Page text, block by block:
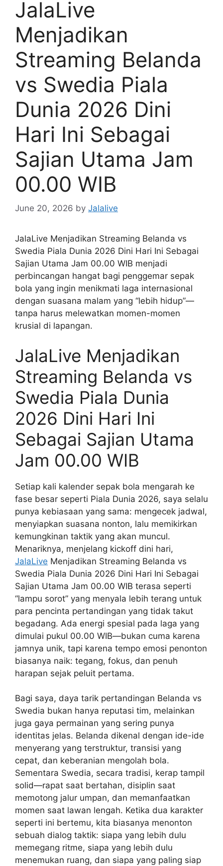
JalaLive
Menjadikan
Streaming Belanda
vs Swedia Piala
Dunia 2026 Dini
Hari Ini Sebagai
Sajian Utama Jam
00.00 WIB
June 20, 2026 by Jalalive
JalaLive Menjadikan Streaming Belanda vs
Swedia Piala Dunia 2026 Dini Hari Ini Sebagai
Sajian Utama Jam 00.00 WIB menjadi
perbincangan hangat bagi penggemar sepak
bola yang ingin menikmati laga internasional
dengan suasana malam yang “lebih hidup”—
tanpa harus melewatkan momen-momen
krusial di lapangan.
JalaLive Menjadikan
Streaming Belanda vs
Swedia Piala Dunia
2026 Dini Hari Ini
Sebagai Sajian Utama
Jam 00.00 WIB
Setiap kali kalender sepak bola mengarah ke
fase besar seperti Piala Dunia 2026, saya selalu
punya kebiasaan yang sama: mengecek jadwal,
menyiapkan suasana nonton, lalu memikirkan
kemungkinan taktik yang akan muncul.
Menariknya, menjelang kickoff dini hari,
JalaLive Menjadikan Streaming Belanda vs
Swedia Piala Dunia 2026 Dini Hari Ini Sebagai
Sajian Utama Jam 00.00 WIB terasa seperti
“lampu sorot” yang menyala lebih terang untuk
para pencinta pertandingan yang tidak takut
begadang. Ada energi spesial pada laga yang
dimulai pukul 00.00 WIB—bukan cuma karena
jamnya unik, tapi karena tempo emosi penonton
biasanya naik: tegang, fokus, dan penuh
harapan sejak peluit pertama.
Bagi saya, daya tarik pertandingan Belanda vs
Swedia bukan hanya reputasi tim, melainkan
juga gaya permainan yang sering punya
identitas jelas. Belanda dikenal dengan ide-ide
menyerang yang terstruktur, transisi yang
cepat, dan keberanian mengolah bola.
Sementara Swedia, secara tradisi, kerap tampil
solid—rapat saat bertahan, disiplin saat
memotong jalur umpan, dan memanfaatkan
momen saat lawan lengah. Ketika dua karakter
seperti ini bertemu, kita biasanya menonton
sebuah dialog taktik: siapa yang lebih dulu
memegang ritme, siapa yang lebih dulu
menemukan ruang, dan siapa yang paling siap